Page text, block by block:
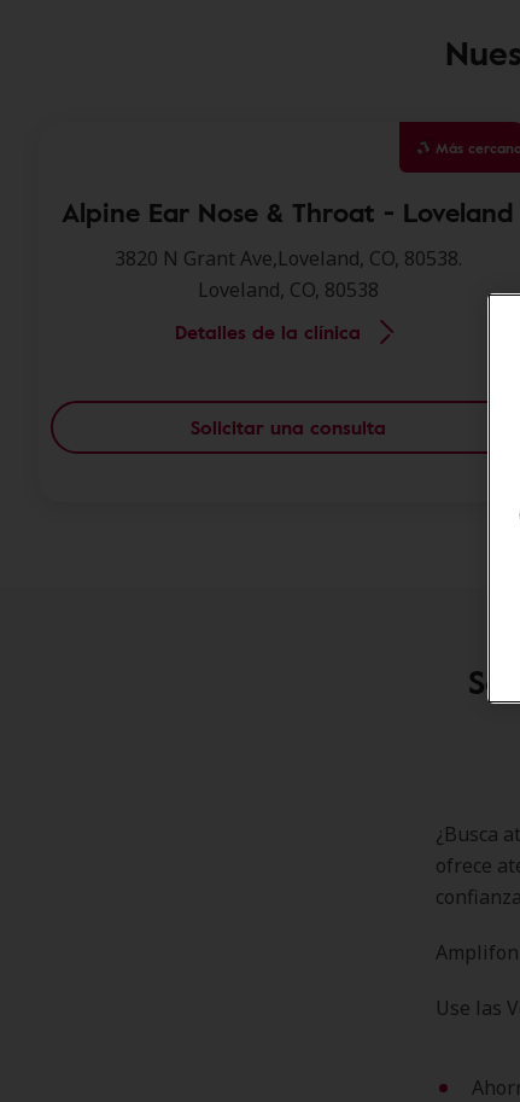
Más
Alpine Ear Nose & Throat - Loveland
3820 N Grant Ave,Loveland, CO, 80538.
Loveland, CO, 80538
Detalles de la clínica
Solicitar una consulta
¿Busca
ofrece
Amplifon
Use las